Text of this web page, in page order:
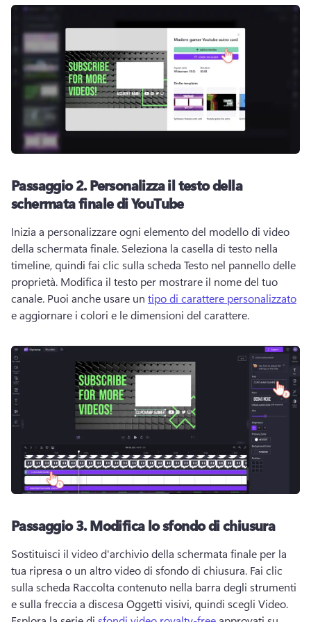
Passaggio 2.Personalizza il testo della
schermata finale di YouTube
Inizia a personalizzare ogni elemento del modello di video
della schermata finale. Seleziona la casella di testo nella
timeline, quindi fai clic sulla scheda Testo nel pannello delle
proprietà. Modifica il testo per mostrare il nome del tuo
canale. Puoi anche usare un tipo di carattere personalizzato
e aggiornare i colori e le dimensioni del carattere.
Passaggio 3.Modifica lo sfondo di chiusura
Sostituisci il video d'archivio della schermata finale per la
tua ripresa o un altro video di sfondo di chiusura. Fai clic
sulla scheda Raccolta contenuto nella barra degli strumenti